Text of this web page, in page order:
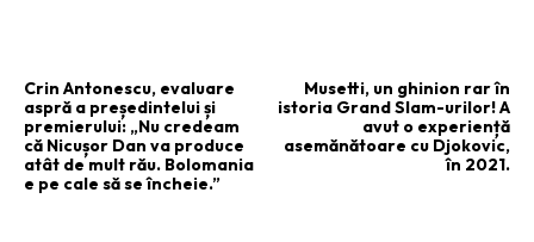
Crin Antonescu, evaluare
aspră a președintelui și
premierului: „Nu credeam
că Nicușor Dan va produce
atât de mult rău. Bolomania
e pe cale să se încheie.”
Musetti, un ghinion rar în
istoria Grand Slam-urilor! A
avut o experiență
asemănătoare cu Djokovic,
în 2021.